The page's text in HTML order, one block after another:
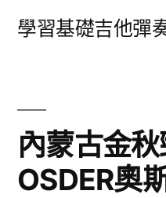
學習基礎吉他彈
內蒙古金
OSDER奧